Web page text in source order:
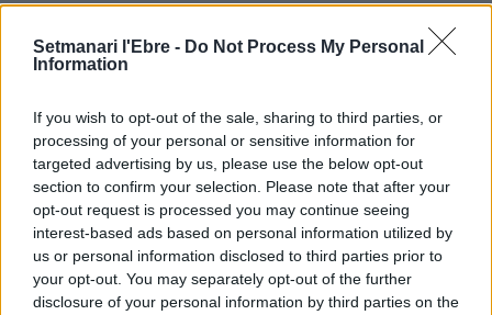
Setmanari l'Ebre - Do Not Process My Personal
Information
If you wish to opt-out of the sale, sharing to third parties, or
processing of your personal or sensitive information for
targeted advertising by us, please use the below opt-out
section to confirm your selection. Please note that after your
opt-out request is processed you may continue seeing
interest-based ads based on personal information utilized by
us or personal information disclosed to third parties prior to
your opt-out. You may separately opt-out of the further
disclosure of your personal information by third parties on the
Yoeleo de l’illa de Guam a la Micronèsia i pertanyent als
Estats Units que posarà el toc exòtic a una notable
equips nacionals de les Illes Balears Arabay de la
categoria Continental i els amateurs CE Montsià
Controlpack, Osca La Màgia Renault Auto Quatre, Team
MP Group Doltcini i el Baix Ebre.